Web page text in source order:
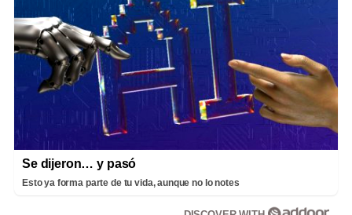
Se dijeron… y pasó
Esto ya forma parte de tu vida, aunque no lo notes